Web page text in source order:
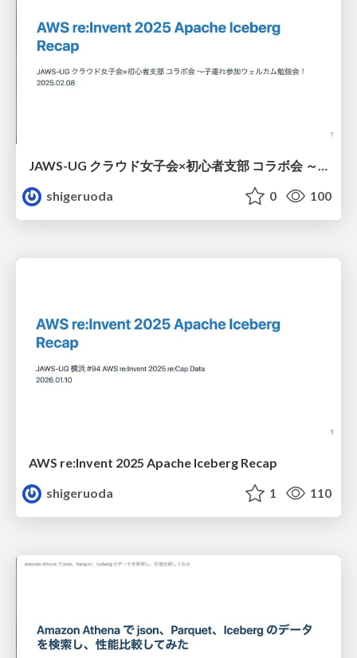
JAWS-UG クラウド女子会×初心者支部 コラボ会 ～子連れ参加ウェルカム勉強会！
shigeruoda
0 100
AWS re:Invent 2025 Apache Iceberg Recap
shigeruoda
1 110